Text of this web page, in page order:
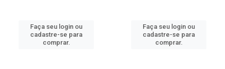
Faça seu login ou
cadastre-se para
comprar.
Faça seu login ou
cadastre-se para
comprar.